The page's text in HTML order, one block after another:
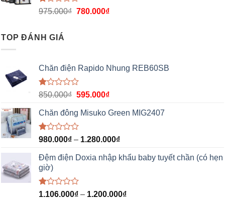
Được
1.00
5
975.000₫ 780.000₫
TOP ĐÁNH GIÁ
Chăn điện Rapido Nhung REB60SB
Được
hạng
1.00
5
850.000₫ 595.000₫
Chăn đông Misuko Green MIG2407
Được
hạng
1.00
5
sao
980.000₫ – 1.280.000₫
Đệm điện Doxia nhập khẩu baby tuyết chần (có hẹn
giờ)
Được
1.106.000₫ – 1.200.000₫